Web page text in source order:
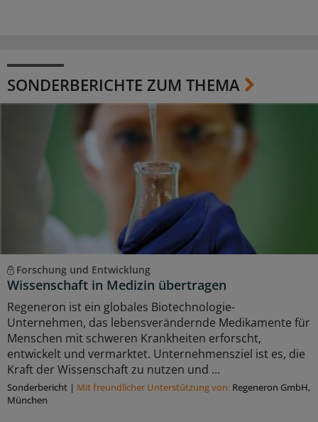
SONDERBERICHTE ZUM THEMA
Forschung und Entwicklung
Wissenschaft in Medizin übertragen
Regeneron ist ein globales Biotechnologie-
Unternehmen, das lebensverändernde Medikamente für
Menschen mit schweren Krankheiten erforscht,
entwickelt und vermarktet. Unternehmensziel ist es, die
Kraft der Wissenschaft zu nutzen und ...
Sonderbericht | Mit freundlicher Unterstützung von: Regeneron GmbH,
München